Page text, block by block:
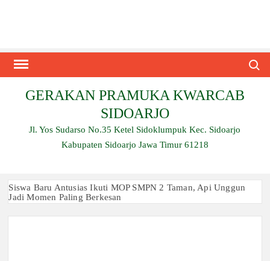
GERAKAN PRAMUKA KWARCAB
SIDOARJO
Jl. Yos Sudarso No.35 Ketel Sidoklumpuk Kec. Sidoarjo
Kabupaten Sidoarjo Jawa Timur 61218
Siswa Baru Antusias Ikuti MOP SMPN 2 Taman, Api Unggun
Jadi Momen Paling Berkesan